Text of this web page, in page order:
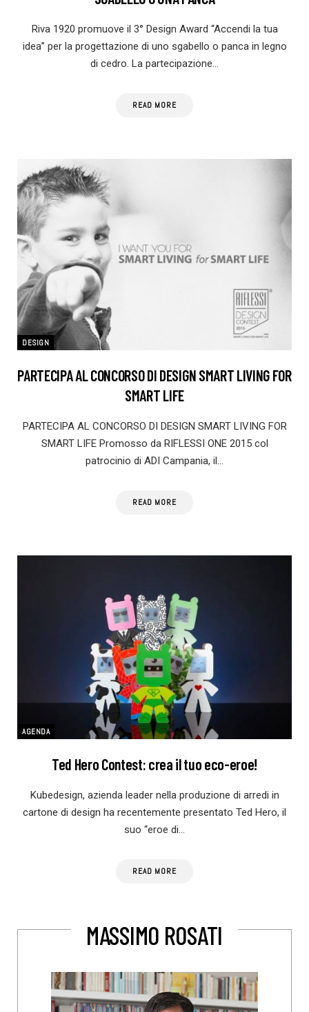
Riva 1920 promuove il 3° Design Award “Accendi la tua
idea” per la progettazione di uno sgabello o panca in legno
di cedro. La partecipazione…
READ MORE
DESIGN
PARTECIPA AL CONCORSO DI DESIGN SMART LIVING FOR
SMART LIFE
PARTECIPA AL CONCORSO DI DESIGN SMART LIVING FOR
SMART LIFE Promosso da RIFLESSI ONE 2015 col
patrocinio di ADI Campania, il…
READ MORE
AGENDA
Ted Hero Contest: crea il tuo eco-eroe!
Kubedesign, azienda leader nella produzione di arredi in
cartone di design ha recentemente presentato Ted Hero, il
suo “eroe di…
READ MORE
MASSIMO ROSATI